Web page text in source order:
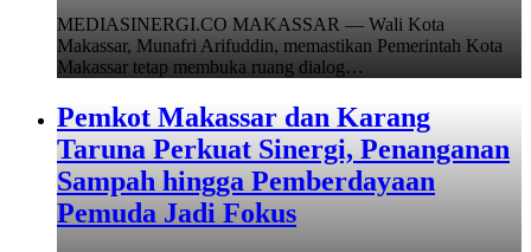
MEDIASINERGI.CO MAKASSAR — Wali Kota
Makassar, Munafri Arifuddin, memastikan Pemerintah Kota
Makassar tetap membuka ruang dialog…
Pemkot Makassar dan Karang
Taruna Perkuat Sinergi, Penanganan
Sampah hingga Pemberdayaan
Pemuda Jadi Fokus